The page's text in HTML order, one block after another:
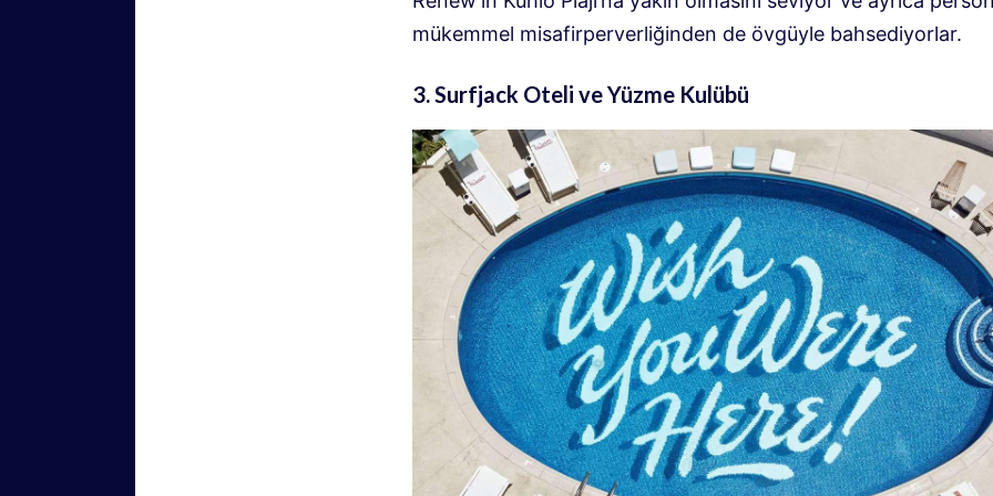
mükemmel misafirperverliğinden de övgüyle bahsediyorlar.
3. Surfjack Oteli ve Yüzme Kulübü